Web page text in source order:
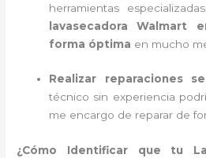
herramientas
lavasecadora Walmart
forma óptima en mucho
Realizar reparaciones
técnico sin experiencia
me encargo de reparar de
¿Cómo Identificar que tu